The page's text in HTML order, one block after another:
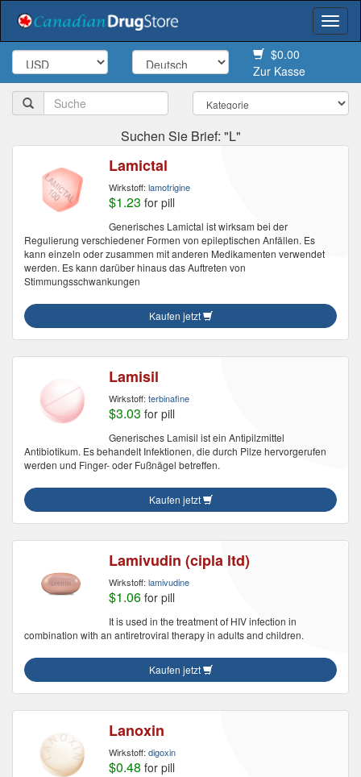
$0.00
Zur Kasse
Suchen Sie Brief: "L"
Lamictal
Wirkstoff: lamotrigine
$1.23 for pill
Generisches Lamictal ist wirksam bei der
Regulierung verschiedener Formen von epileptischen Anfällen. Es
kann einzeln oder zusammen mit anderen Medikamenten verwendet
werden. Es kann darüber hinaus das Auftreten von
Stimmungsschwankungen
Kaufen jetzt
Lamisil
Wirkstoff: terbinafine
$3.03 for pill
Generisches Lamisil ist ein Antipilzmittel
Antibiotikum. Es behandelt Infektionen, die durch Pilze hervorgerufen
werden und Finger- oder Fußnägel betreffen.
Kaufen jetzt
Lamivudin (cipla ltd)
Wirkstoff: lamivudine
$1.06 for pill
It is used in the treatment of HIV infection in
combination with an antiretroviral therapy in adults and children.
Kaufen jetzt
Lanoxin
Wirkstoff: digoxin
$0.48 for pill